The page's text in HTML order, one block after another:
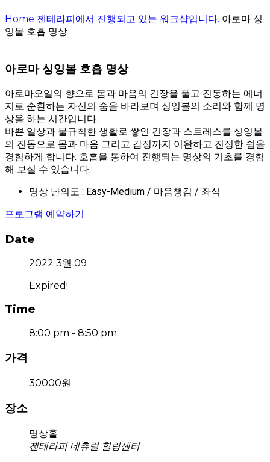
Home 젠테라피에서 진행되고 있는 워크샵입니다. 아로마 싱
잉볼 호흡 명상
아로마 싱잉볼 호흡 명상
아로마오일의 향으로 몸과 마음의 긴장을 풀고 진동하는 에너
지로 순환하는 자신의 숨을 바라보며 싱잉볼의 소리와 함께 명
상을 하는 시간입니다.
바쁜 일상과 불규칙한 생활로 쌓인 긴장과 스트레스를 싱잉볼
의 진동으로 몸과 마음 그리고 감정까지 이완하고 진정한 쉼을
경험하게 합니다. 호흡을 통하여 진행되는 명상의 기초를 경험
해 보실 수 있습니다.
명상 난의도 : Easy-Medium / 마음챙김 / 좌식
프로그램 예약하기
Date
2022 3월 09
Expired!
Time
8:00 pm - 8:50 pm
가격
30000원
장소
명상홀
젠테라피 네츄럴 힐링센터